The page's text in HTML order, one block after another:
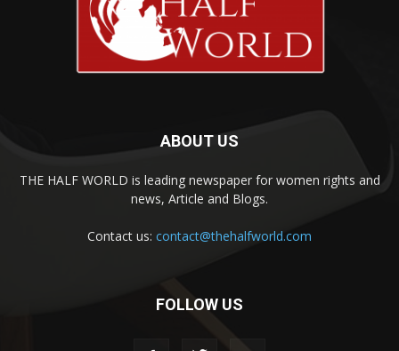
ABOUT US
THE HALF WORLD is leading newspaper for women rights and
news, Article and Blogs.
Contact us: contact@thehalfworld.com
FOLLOW US